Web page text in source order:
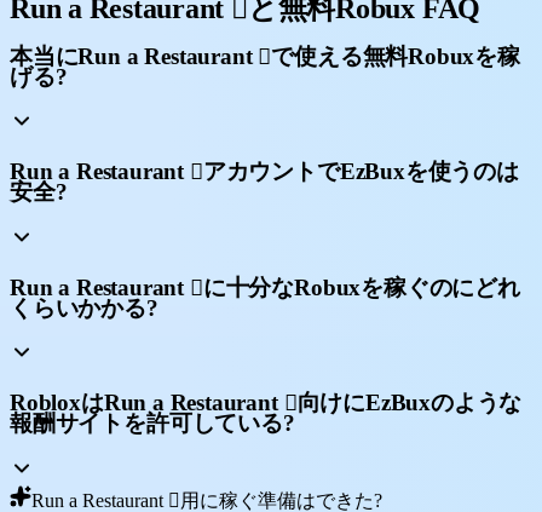
Run a Restaurant 🏻と無料Robux FAQ
本当にRun a Restaurant 🏻で使える無料Robuxを稼
げる?
Run a Restaurant 🏻アカウントでEzBuxを使うのは
安全?
Run a Restaurant 🏻に十分なRobuxを稼ぐのにどれ
くらいかかる?
RobloxはRun a Restaurant 🏻向けにEzBuxのような
報酬サイトを許可している?
Run a Restaurant 🏻用に稼ぐ準備はできた?